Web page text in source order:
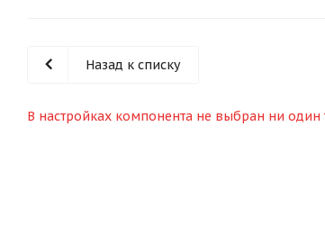
Назад к списку
В настройках компонента не выбран ни